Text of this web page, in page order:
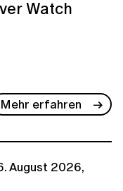
Watch
Mehr erfahren
August 2026,